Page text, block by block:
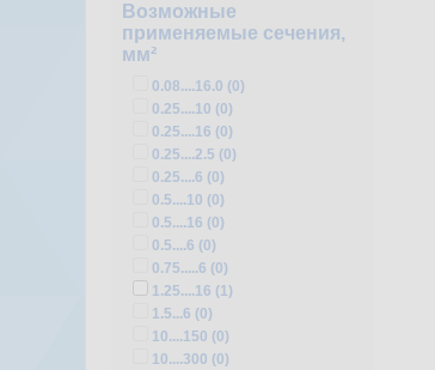
Возможные
применяемые сечения,
мм²
0.08....16.0 (0)
0.25....10 (0)
0.25....16 (0)
0.25....2.5 (0)
0.25....6 (0)
0.5....10 (0)
0.5....16 (0)
0.5....6 (0)
0.75.....6 (0)
1.25....16 (1)
1.5...6 (0)
10....150 (0)
10....300 (0)